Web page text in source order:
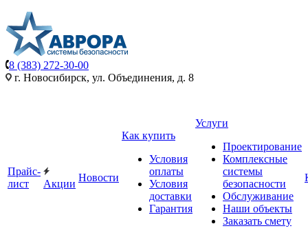
8 (383) 272-30-00
г. Новосибирск, ул. Объединения, д. 8
Прайс-
лист
Акции
Новости
Как купить
Условия
оплаты
Условия
доставки
Гарантия
Услуги
Проектирование
Комплексные
системы
безопасности
Обслуживание
Наши объекты
Заказать смету